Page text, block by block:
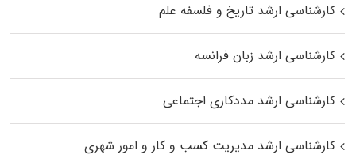
کارشناسی ارشد تاریخ و فلسفه علم
کارشناسی ارشد زبان فرانسه
کارشناسی ارشد مددکاری اجتماعی
کارشناسی ارشد مدیریت کسب و کار و امور شهری